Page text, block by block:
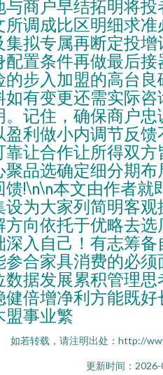
与商户早结拓明将
所调成比区明细求
集拟专属再断定投
配置条件再做最后
的步入加盟的高台
如有变更还需实际
。记住，确保商户
盈利做小内调节反
靠让合作让所得双
聚品选确定细分期
馈!\n\n本文由作者就
设为大家列简明客
方向依托于优略去
深入自己！有志筹
参合家具消费的必
数据发展累积管理
健倍增净利方能既
盟事业繁
如若转载，请注明出处：http://
更新时间：